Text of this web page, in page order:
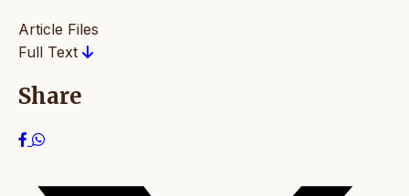
Article Files
Full Text
Share